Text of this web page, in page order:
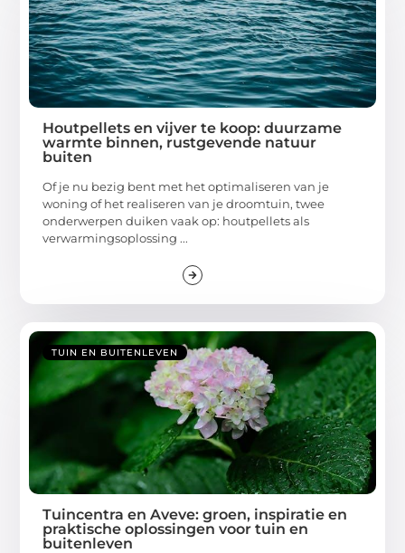
Houtpellets en vijver te koop: duurzame
warmte binnen, rustgevende natuur
buiten
Of je nu bezig bent met het optimaliseren van je
woning of het realiseren van je droomtuin, twee
onderwerpen duiken vaak op: houtpellets als
verwarmingsoplossing ...
TUIN EN BUITENLEVEN
Tuincentra en Aveve: groen, inspiratie en
praktische oplossingen voor tuin en
buitenleven